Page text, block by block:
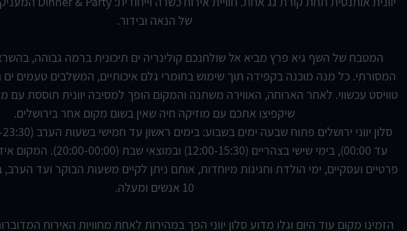
של הנאה ובידור.
המטבח של השף גיא פרץ מביא אל שולחנכם קולינריה ים תיכונית ברמה גבוהה,
המסורתי. כל מנה מוכנה בקפידה תוך שימוש בחומרי גלם איכותיים, המשלבים טעמים ים
טוויסט עכשווי. לאחר הארוחה, האווירה משתנה והמקום הופך למסיבה יוונית תוססת עם
שיקפיצו אתכם עם מוזיקה חיה שאין בשום מקום אחר בירושלים.
עד 00:00), בימי שישי בצהריים (12:00-
פרטיים ועסקיים, ימי הולדת וחגיגות מיוחדות, אותם ניתן לקיים משעות הבוקר ועד
10 אנשים ומעלה.
הזמינו מקום עוד היום וגלו מדוע סלון יווני הפך במהירות לאחת מחוויות האירוח